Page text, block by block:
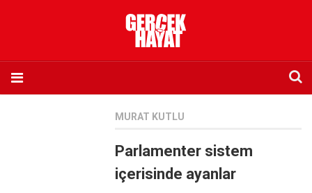
MURAT KUTLU
Parlamenter sistem
içerisinde ayanlar